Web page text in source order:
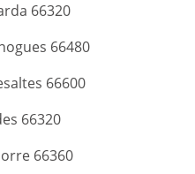
66320
66480
66600
66320
66360